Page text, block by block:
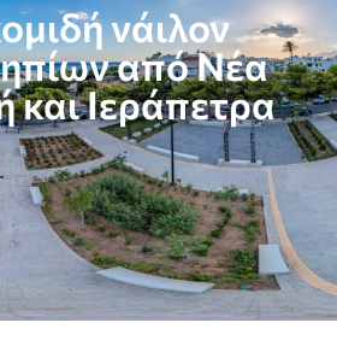
νάιλον
από Νέα
και Ιεράπετρα